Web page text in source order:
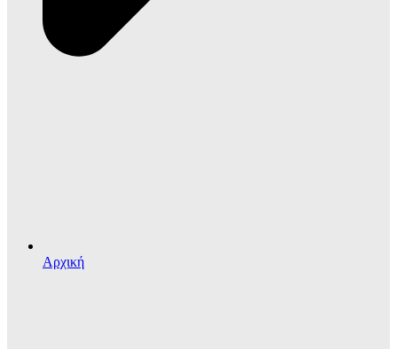
Αρχική